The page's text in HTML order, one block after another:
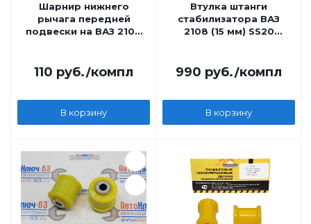
Шарнир нижнего
рычага передней
подвески на ВАЗ 2108
110 руб./компл
В корзину
Втулка штанги
стабилизатора ВАЗ
2108 (15 мм) SS20
990 руб./компл
В корзину